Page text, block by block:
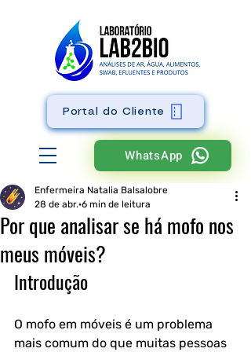
WhatsApp
Portal do Cliente
Por que analisar se há mofo nos
meus móveis?
Enfermeira Natalia Balsalobre
28 de abr. 6 min de leitura
Introdução
O mofo em móveis é um problema
mais comum do que muitas pessoas